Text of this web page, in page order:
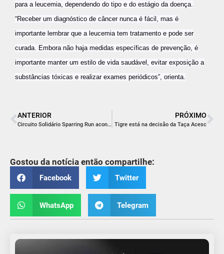
para a leucemia, dependendo do tipo e do estágio da doença.
“Receber um diagnóstico de câncer nunca é fácil, mas é
importante lembrar que a leucemia tem tratamento e pode ser
curada. Embora não haja medidas específicas de prevenção, é
importante manter um estilo de vida saudável, evitar exposição a
substâncias tóxicas e realizar exames periódicos”, orienta.
ANTERIOR
Circuito Solidário Sparring Run acontece neste domingo
PRÓXIMO
Tigre está na decisão da Taça Acesc
Gostou da notícia então compartilhe:
Facebook Twitter
WhatsApp Telegram